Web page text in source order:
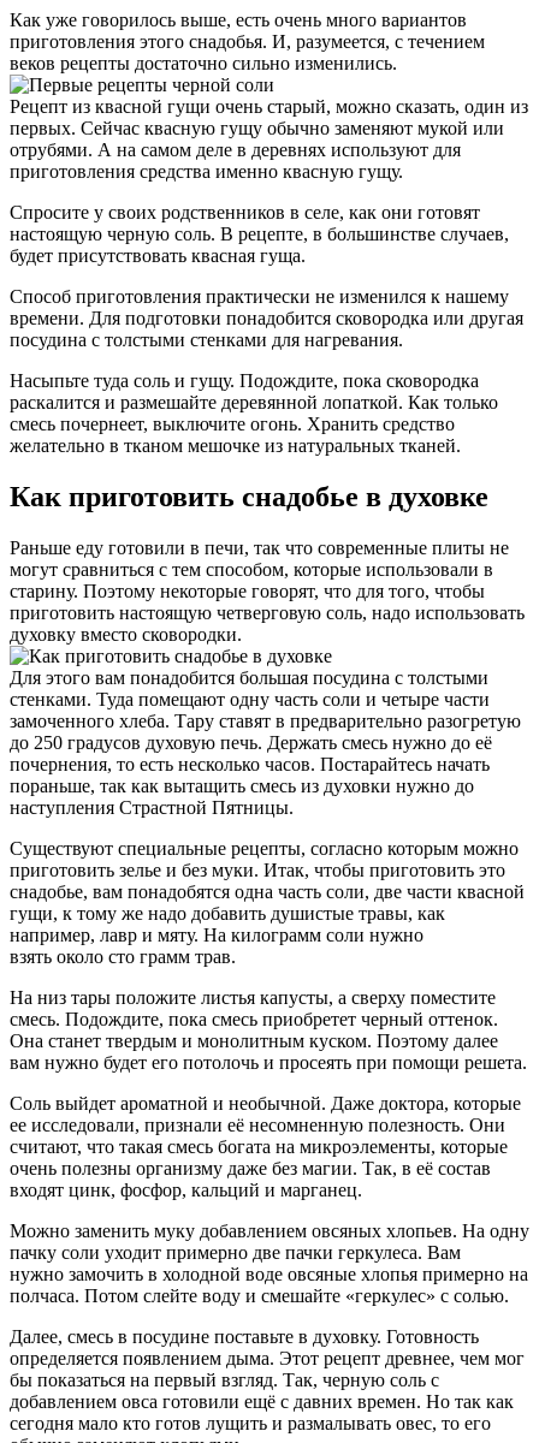
Как уже говорилось выше, есть очень много вариантов
приготовления этого снадобья. И, разумеется, с течением
веков рецепты достаточно сильно изменились.
Рецепт из квасной гущи очень старый, можно сказать, один из
первых. Сейчас квасную гущу обычно заменяют мукой или
отрубями. А на самом деле в деревнях используют для
приготовления средства именно квасную гущу.
Спросите у своих родственников в селе, как они готовят
настоящую черную соль. В рецепте, в большинстве случаев,
будет присутствовать квасная гуща.
Способ приготовления практически не изменился к нашему
времени. Для подготовки понадобится сковородка или другая
посудина с толстыми стенками для нагревания.
Насыпьте туда соль и гущу. Подождите, пока сковородка
раскалится и размешайте деревянной лопаткой. Как только
смесь почернеет, выключите огонь. Хранить средство
желательно в тканом мешочке из натуральных тканей.
Как приготовить снадобье в духовке
Раньше еду готовили в печи, так что современные плиты не
могут сравниться с тем способом, которые использовали в
старину. Поэтому некоторые говорят, что для того, чтобы
приготовить настоящую четверговую соль, надо использовать
духовку вместо сковородки.
Для этого вам понадобится большая посудина с толстыми
стенками. Туда помещают одну часть соли и четыре части
замоченного хлеба. Тару ставят в предварительно разогретую
до 250 градусов духовую печь. Держать смесь нужно до её
почернения, то есть несколько часов. Постарайтесь начать
пораньше, так как вытащить смесь из духовки нужно до
наступления Страстной Пятницы.
Существуют специальные рецепты, согласно которым можно
приготовить зелье и без муки. Итак, чтобы приготовить это
снадобье, вам понадобятся одна часть соли, две части квасной
гущи, к тому же надо добавить душистые травы, как
например, лавр и мяту. На килограмм соли нужно
взять около сто грамм трав.
На низ тары положите листья капусты, а сверху поместите
смесь. Подождите, пока смесь приобретет черный оттенок.
Она станет твердым и монолитным куском. Поэтому далее
вам нужно будет его потолочь и просеять при помощи решета.
Соль выйдет ароматной и необычной. Даже доктора, которые
ее исследовали, признали её несомненную полезность. Они
считают, что такая смесь богата на микроэлементы, которые
очень полезны организму даже без магии. Так, в её состав
входят цинк, фосфор, кальций и марганец.
Можно заменить муку добавлением овсяных хлопьев. На одну
пачку соли уходит примерно две пачки геркулеса. Вам
нужно замочить в холодной воде овсяные хлопья примерно на
полчаса. Потом слейте воду и смешайте «геркулес» с солью.
Далее, смесь в посудине поставьте в духовку. Готовность
определяется появлением дыма. Этот рецепт древнее, чем мог
бы показаться на первый взгляд. Так, черную соль с
добавлением овса готовили ещё с давних времен. Но так как
сегодня мало кто готов лущить и размалывать овес, то его